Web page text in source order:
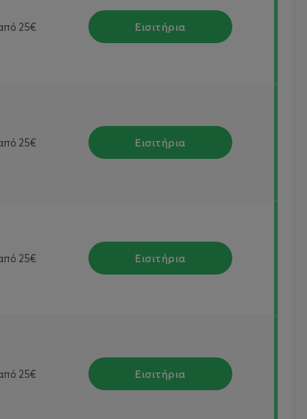
25€ Εισιτήρια
25€ Εισιτήρια
25€ Εισιτήρια
25€ Εισιτήρια